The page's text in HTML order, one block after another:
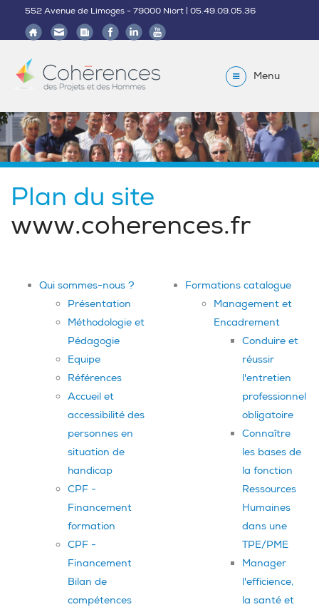
552 Avenue de Limoges - 79000 Niort | 05.49.09.05.36
Menu
Plan du site
www.coherences.fr
Qui sommes-nous ?
Présentation
Méthodologie et
Pédagogie
Equipe
Références
Accueil et
accessibilité des
personnes en
situation de
handicap
CPF -
Financement
formation
CPF -
Financement
Bilan de
compétences
Formations catalogue
Management et
Encadrement
Conduire et
réussir
l'entretien
professionnel
obligatoire
Connaître
les bases de
la fonction
Ressources
Humaines
dans une
TPE/PME
Manager
l'efficience,
la santé et